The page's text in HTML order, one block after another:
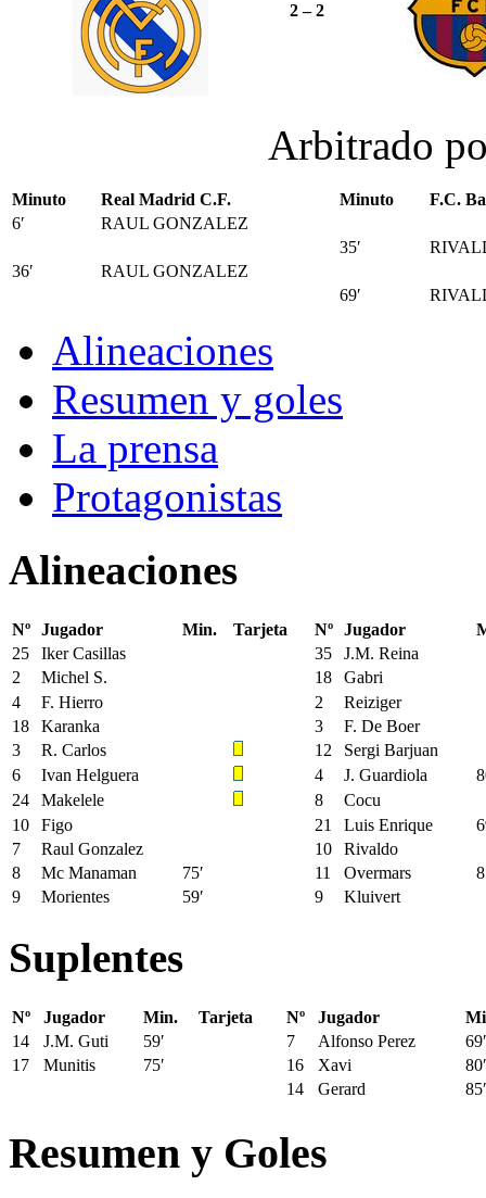
2 – 2
Arbitrado
Minuto Real Madrid C.F. Minuto
F.C.
6′
RAUL GONZALEZ
35′
36′
RAUL GONZALEZ
69′
Alineaciones
Resumen y goles
La prensa
Protagonistas
Alineaciones
Nº Jugador Min. Tarjeta Nº Jugador
25
Iker Casillas 35
J.M. Reina
2
Michel S. 18
Gabri
4
F. Hierro 2
Reiziger
18
Karanka 3
F. De Boer
3
R. Carlos 12
Sergi Barjuan
6
Ivan Helguera 4 J. Guardiola
24
Makelele 8
Cocu
10
Figo 21 Luis Enrique
7
Raul Gonzalez 10
Rivaldo
8
Mc Manaman 75′ 11 Overmars
9
Morientes 59′ 9 Kluivert
Suplentes
Nº Jugador Min. Tarjeta Nº Jugador
14
J.M. Guti 59′ 7 Alfonso Perez
69′
17
Munitis 75′ 16 Xavi
80′
14
Gerard 85′
Resumen y Goles